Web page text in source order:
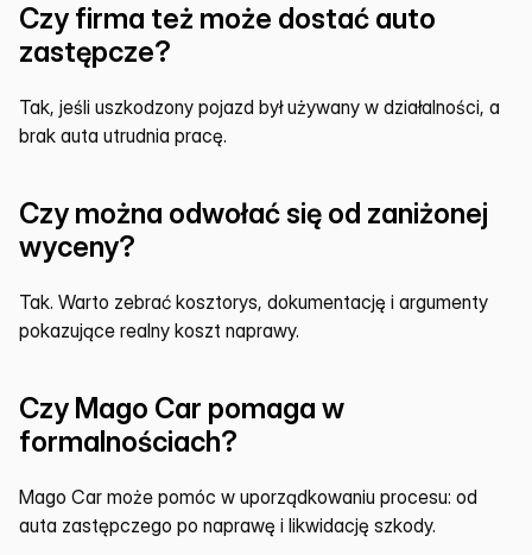
Czy firma też może dostać auto
zastępcze?
Tak, jeśli uszkodzony pojazd był używany w działalności, a
brak auta utrudnia pracę.
Czy można odwołać się od zaniżonej
wyceny?
Tak. Warto zebrać kosztorys, dokumentację i argumenty
pokazujące realny koszt naprawy.
Czy Mago Car pomaga w
formalnościach?
Mago Car może pomóc w uporządkowaniu procesu: od
auta zastępczego po naprawę i likwidację szkody.